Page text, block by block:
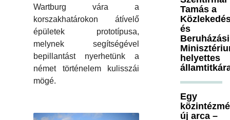
Wartburg vára a
korszakhatárokon átívelő
épületek prototípusa,
melynek segítségével
bepillantást nyerhetünk a
német történelem kulisszái
mögé.
Tamás a
és
Beruházási
helyettes
Egy
új arca –